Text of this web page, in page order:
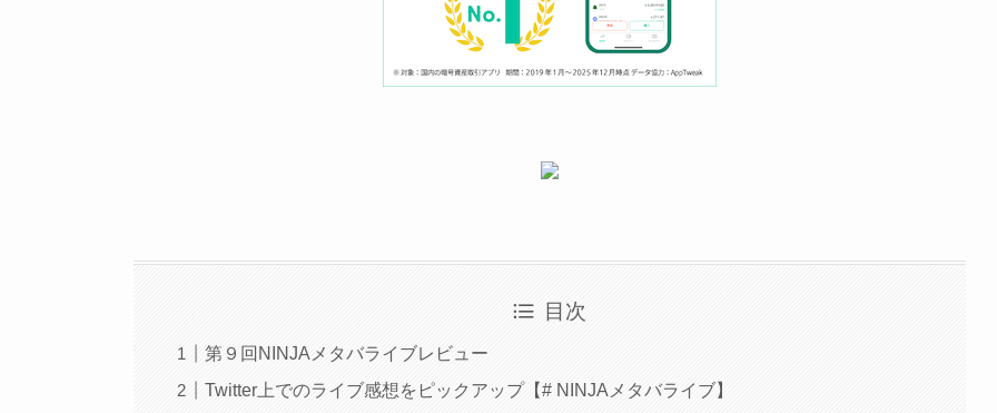
目次
第９回NINJAメタバライブレビュー
Twitter上でのライブ感想をピックアップ【# NINJAメタバライブ】